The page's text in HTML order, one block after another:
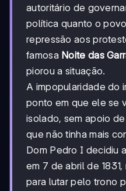
autoritário de
política quanto o
repressão aos
famosa Noite das
piorou a situação.
A impopularidade do
ponto em que ele se
isolado, sem apoio
que não tinha mais
Dom Pedro I decidiu
em 7 de abril de
para lutar pelo trono